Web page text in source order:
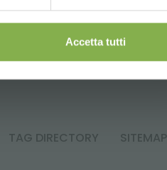
Accetta tutti
TAG DIRECTORY SITEMAP